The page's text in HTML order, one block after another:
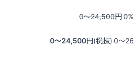
0〜24,500円0
0〜24,500円(税抜) 0〜